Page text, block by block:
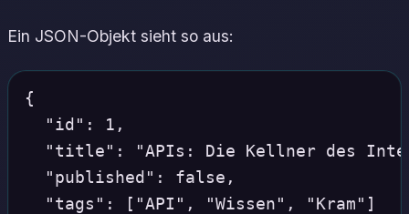
Ein JSON-Objekt sieht so aus:
{
  "id": 1,
"title": "APIs: Die Kellner des
  "published": false,
  "tags": ["API", "Wissen", "Kram"]